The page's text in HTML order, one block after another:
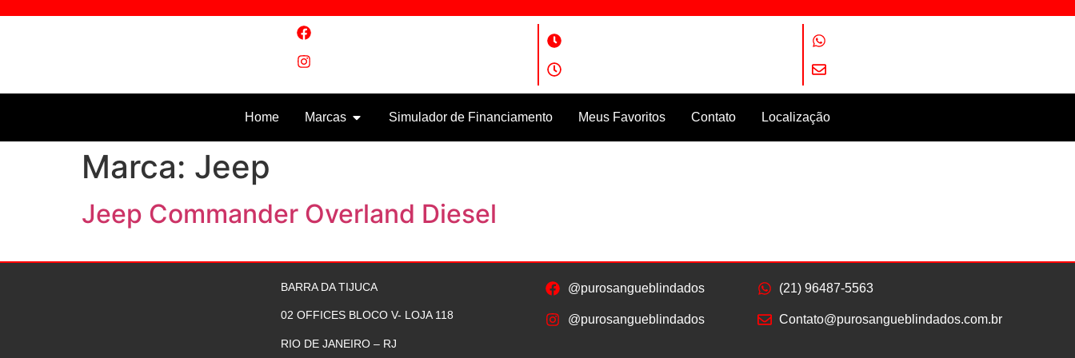
Home Marcas Simulador de Financiamento Meus Favoritos Contato Localização
Marca: Jeep
Jeep Commander Overland Diesel
BARRA DA TIJUCA
02 OFFICES BLOCO V- LOJA 118
RIO DE JANEIRO – RJ
@purosangueblindados
@purosangueblindados
(21) 96487-5563
Contato@purosangueblindados.com.br